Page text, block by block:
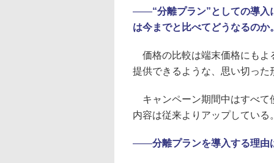
――“分離プラン”としての導
は今までと比べてどうなるのか
価格の比較は端末価格にもよ
提供できるような、思い切った
キャンペーン期間中はすべて
内容は従来よりアップしている
――分離プランを導入する理由